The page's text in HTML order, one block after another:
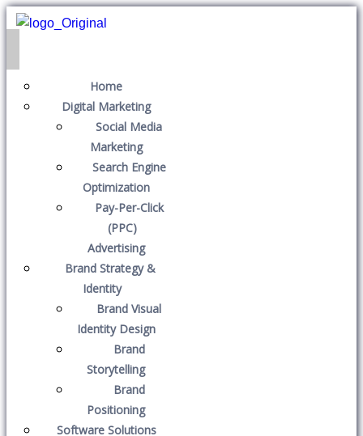
Home
Digital Marketing
Social Media
Marketing
Search Engine
Optimization
Pay-Per-Click
(PPC)
Advertising
Brand Strategy &
Identity
Brand Visual
Identity Design
Brand
Storytelling
Brand
Positioning
Software Solutions